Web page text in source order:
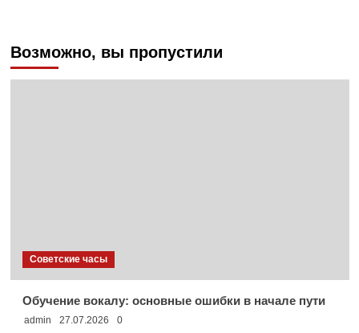
Возможно, вы пропустили
Советские часы
Обучение вокалу: основные ошибки в начале пути
admin 27.07.2026 0